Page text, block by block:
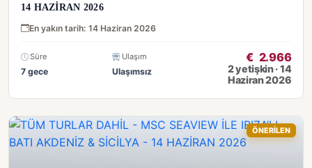
14 HAZİRAN 2026
En yakın tarih: 14 Haziran 2026
Süre
7 gece
Ulaşım
Ulaşımsız
€ 2.966
2 yetişkin · 14
Haziran 2026
ÖNERİLEN